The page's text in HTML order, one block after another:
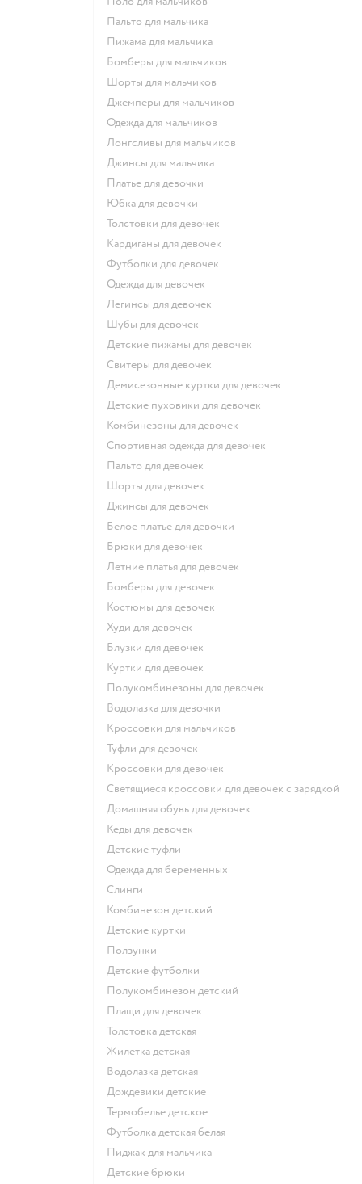
Пальто для мальчика
Пижама для мальчика
Бомберы для мальчиков
Шорты для мальчиков
Джемперы для мальчиков
Одежда для мальчиков
Лонгсливы для мальчиков
Джинсы для мальчика
Платье для девочки
Юбка для девочки
Толстовки для девочек
Кардиганы для девочек
Футболки для девочек
Одежда для девочек
Легинсы для девочек
Шубы для девочек
Детские пижамы для девочек
Свитеры для девочек
Демисезонные куртки для девочек
Детские пуховики для девочек
Комбинезоны для девочек
Спортивная одежда для девочек
Пальто для девочек
Шорты для девочек
Джинсы для девочек
Белое платье для девочки
Брюки для девочек
Летние платья для девочек
Бомберы для девочек
Костюмы для девочек
Худи для девочек
Блузки для девочек
Куртки для девочек
Полукомбинезоны для девочек
Водолазка для девочки
Кроссовки для мальчиков
Туфли для девочек
Кроссовки для девочек
Светящиеся кроссовки для девочек с зарядкой
Домашняя обувь для девочек
Кеды для девочек
Детские туфли
Одежда для беременных
Слинги
Комбинезон детский
Детские куртки
Ползунки
Детские футболки
Полукомбинезон детский
Плащи для девочек
Толстовка детская
Жилетка детская
Водолазка детская
Дождевики детские
Термобелье детское
Футболка детская белая
Пиджак для мальчика
Детские брюки